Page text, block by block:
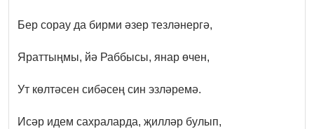
Бер сорау да бирми әзер тезләнергә,
Яраттыңмы, йә Раббысы, янар өчен,
Ут көлтәсен сибәсең син эзләремә.
Исәр идем сахраларда, җилләр булып,